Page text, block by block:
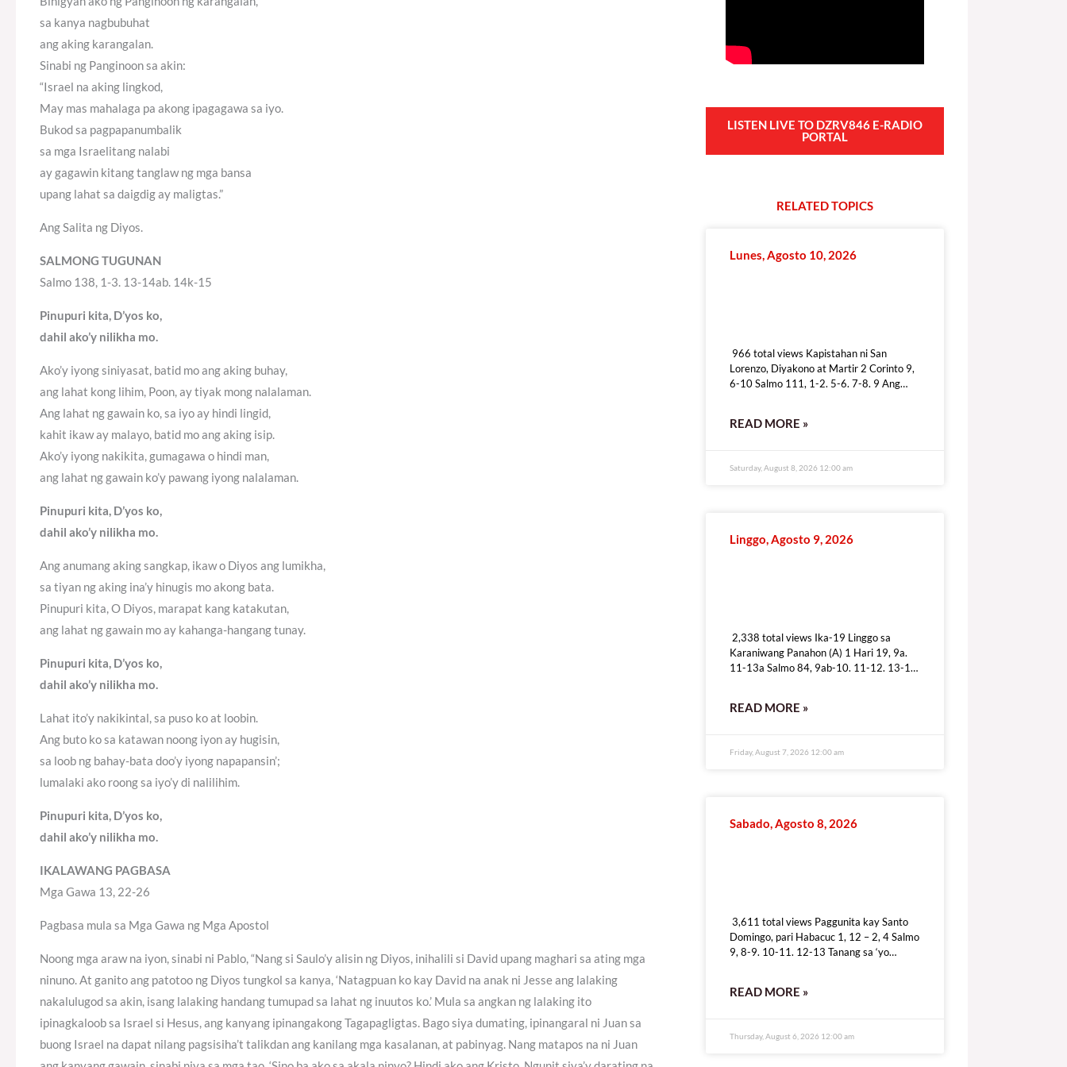
sa kanya nagbubuhat
ang aking karangalan.
Sinabi ng Panginoon sa akin:
“Israel na aking lingkod,
May mas mahalaga pa akong ipagagawa sa iyo.
Bukod sa pagpapanumbalik
sa mga Israelitang nalabi
ay gagawin kitang tanglaw ng mga bansa
upang lahat sa daigdig ay maligtas.”
Ang Salita ng Diyos.
SALMONG TUGUNAN
Salmo 138, 1-3. 13-14ab. 14k-15
Pinupuri kita, D’yos ko,
dahil ako’y nilikha mo.
Ako’y iyong siniyasat, batid mo ang aking buhay,
ang lahat kong lihim, Poon, ay tiyak mong nalalaman.
Ang lahat ng gawain ko, sa iyo ay hindi lingid,
kahit ikaw ay malayo, batid mo ang aking isip.
Ako’y iyong nakikita, gumagawa o hindi man,
ang lahat ng gawain ko’y pawang iyong nalalaman.
Pinupuri kita, D’yos ko,
dahil ako’y nilikha mo.
Ang anumang aking sangkap, ikaw o Diyos ang lumikha,
sa tiyan ng aking ina’y hinugis mo akong bata.
Pinupuri kita, O Diyos, marapat kang katakutan,
ang lahat ng gawain mo ay kahanga-hangang tunay.
Pinupuri kita, D’yos ko,
dahil ako’y nilikha mo.
Lahat ito’y nakikintal, sa puso ko at loobin.
Ang buto ko sa katawan noong iyon ay hugisin,
sa loob ng bahay-bata doo’y iyong napapansin’;
lumalaki ako roong sa iyo’y di nalilihim.
Pinupuri kita, D’yos ko,
dahil ako’y nilikha mo.
IKALAWANG PAGBASA
Mga Gawa 13, 22-26
Pagbasa mula sa Mga Gawa ng Mga Apostol
Noong mga araw na iyon, sinabi ni Pablo, “Nang si Saulo’y alisin ng Diyos, inihalili si David upang maghari sa ating mga
ninuno. At ganito ang patotoo ng Diyos tungkol sa kanya, ‘Natagpuan ko kay David na anak ni Jesse ang lalaking
nakalulugod sa akin, isang lalaking handang tumupad sa lahat ng inuutos ko.’ Mula sa angkan ng lalaking ito
ipinagkaloob sa Israel si Hesus, ang kanyang ipinangakong Tagapagligtas. Bago siya dumating, ipinangaral ni Juan sa
buong Israel na dapat nilang pagsisiha’t talikdan ang kanilang mga kasalanan, at pabinyag. Nang matapos na ni Juan
LISTEN LIVE TO DZRV846 E-RADIO
PORTAL
RELATEDTOPICS
Lunes, Agosto 10, 2026
966 total views Kapistahan ni San
Lorenzo, Diyakono at Martir 2 Corinto 9,
6-10 Salmo 111, 1-2. 5-6. 7-8. 9 Ang
READ MORE »
Saturday, August 8, 2026 12:00 am
Linggo, Agosto 9, 2026
2,338 total views Ika-19 Linggo sa
Karaniwang Panahon (A) 1 Hari 19, 9a.
11-13a Salmo 84, 9ab-10. 11-12. 13-14
READ MORE »
Friday, August 7, 2026 12:00 am
Sabado, Agosto 8, 2026
3,611 total views Paggunita kay Santo
Domingo, pari Habacuc 1, 12 – 2, 4 Salmo
9, 8-9. 10-11. 12-13 Tanang sa ‘yo
READ MORE »
Thursday, August 6, 2026 12:00 am